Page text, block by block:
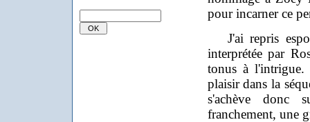
pour incarner ce
J'ai repris
interprétée par
tonus à l'intrigue.
plaisir dans la
s'achève donc
franchement, une